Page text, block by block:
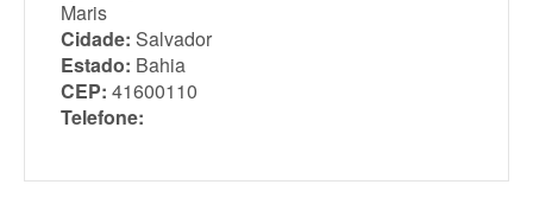
Maris
Cidade: Salvador
Estado: Bahia
CEP: 41600110
Telefone: